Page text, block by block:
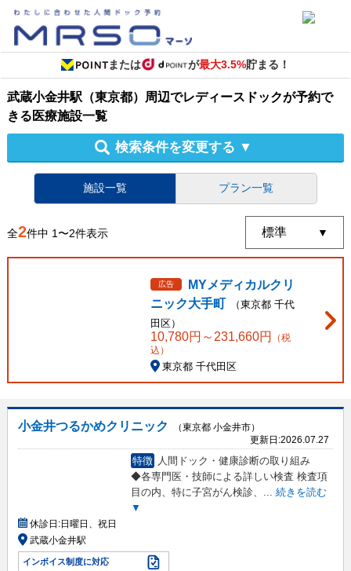
または が最大3.5%貯まる！
武蔵小金井駅（東京都）周辺でレディースドックが予約で
きる医療施設一覧
検索条件を変更する ▼
施設一覧 プラン一覧
全2件中 1〜2件表示
広告
MYメディカルクリ
ニック大手町
（東京都 千代
田区）
10,780円～231,660円
（税
込）
東京都 千代田区
小金井つるかめクリニック
（東京都 小金井市）
更新日:2026.07.27
特徴 人間ドック・健康診断の取り組み
◆各専門医・技師による詳しい検査 検査項
目の内、特に子宮がん検診、 ... 続きを読む
▼
休診日:日曜日、祝日
武蔵小金井駅
インボイス制度に対応